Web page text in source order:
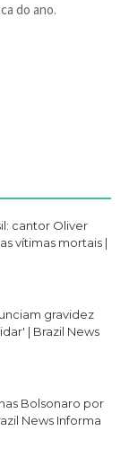
do ano.
cantor Oliver
vítimas mortais |
gravidez
| Brazil News
Bolsonaro por
News Informa